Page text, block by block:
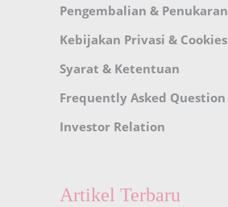
Pengembalian & Penukaran
Kebijakan Privasi & Cookies
Syarat & Ketentuan
Frequently Asked Question
Investor Relation
Artikel Terbaru